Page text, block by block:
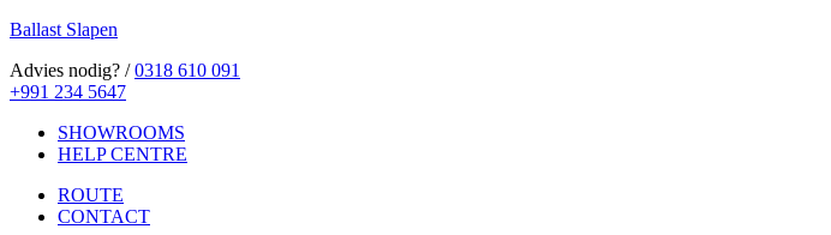
Ballast Slapen
Advies nodig? /0318 610 091
+991 234 5647
SHOWROOMS
HELP CENTRE
ROUTE
CONTACT